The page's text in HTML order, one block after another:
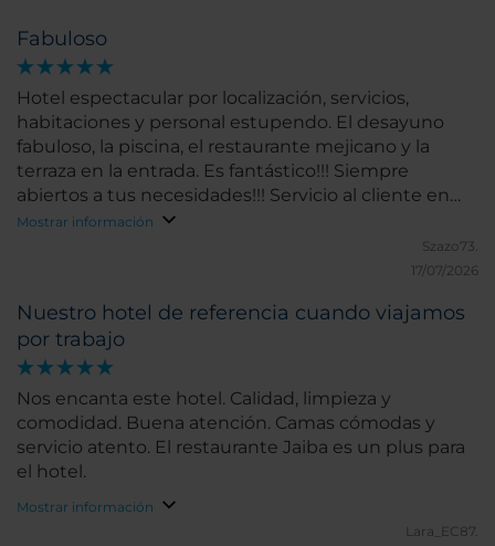
Fabuloso
Hotel espectacular por localización, servicios,
habitaciones y personal estupendo. El desayuno
fabuloso, la piscina, el restaurante mejicano y la
terraza en la entrada. Es fantástico!!! Siempre
abiertos a tus necesidades!!! Servicio al cliente en
mayúsculas.
Mostrar información
Szazo73.
17/07/2026
Nuestro hotel de referencia cuando viajamos
por trabajo
Nos encanta este hotel. Calidad, limpieza y
comodidad. Buena atención. Camas cómodas y
servicio atento. El restaurante Jaiba es un plus para
el hotel.
Mostrar información
Lara_EC87.